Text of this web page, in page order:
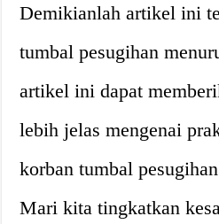
Demikianlah artikel ini
tumbal pesugihan
artikel ini dapat
lebih jelas mengenai
korban tumbal
Mari kita tingkatkan